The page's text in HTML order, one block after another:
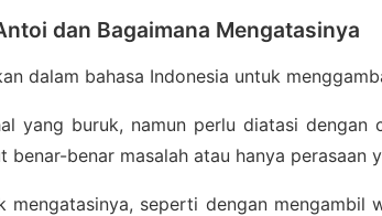
dan Bagaimana Mengatasinya
dalam bahasa Indonesia untuk
yang buruk, namun perlu diatasi
benar-benar masalah atau hanya perasaan
mengatasinya, seperti dengan